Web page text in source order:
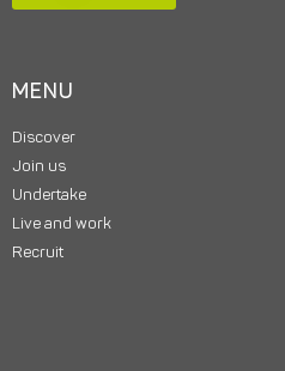
MENU
Discover
Join us
Undertake
Live and work
Recruit